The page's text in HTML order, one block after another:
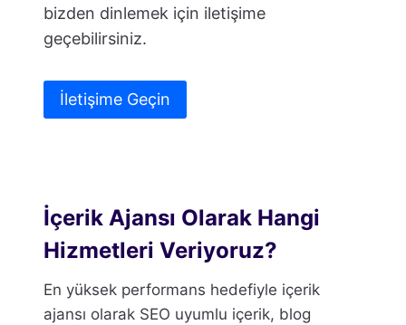
bizden dinlemek için iletişime
geçebilirsiniz.
İletişime Geçin
İçerik Ajansı Olarak Hangi
Hizmetleri Veriyoruz?
En yüksek performans hedefiyle içerik
ajansı olarak SEO uyumlu içerik, blog